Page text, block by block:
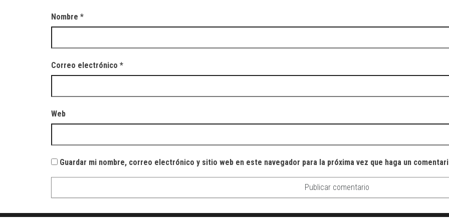
Nombre *
Correo electrónico *
Web
Guardar mi nombre, correo electrónico y sitio web en este navegador para la próxima vez que haga un